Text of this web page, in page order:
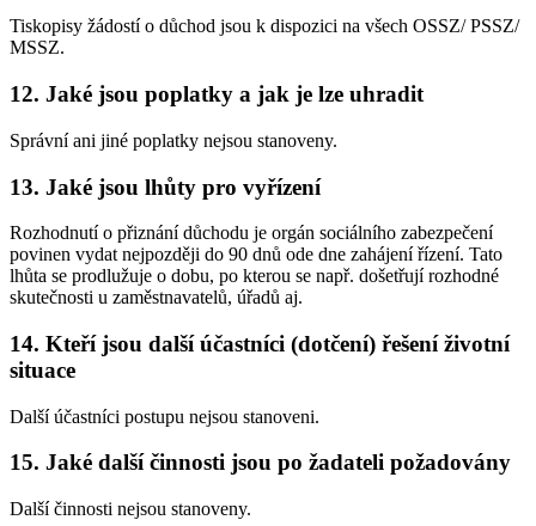
Tiskopisy žádostí o důchod jsou k dispozici na všech OSSZ/ PSSZ/
MSSZ.
12. Jaké jsou poplatky a jak je lze uhradit
Správní ani jiné poplatky nejsou stanoveny.
13. Jaké jsou lhůty pro vyřízení
Rozhodnutí o přiznání důchodu je orgán sociálního zabezpečení
povinen vydat nejpozději do 90 dnů ode dne zahájení řízení. Tato
lhůta se prodlužuje o dobu, po kterou se např. došetřují rozhodné
skutečnosti u zaměstnavatelů, úřadů aj.
14. Kteří jsou další účastníci (dotčení) řešení životní
situace
Další účastníci postupu nejsou stanoveni.
15. Jaké další činnosti jsou po žadateli požadovány
Další činnosti nejsou stanoveny.